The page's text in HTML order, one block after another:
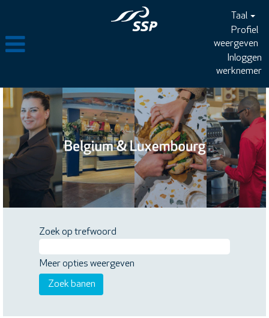
Taal
Profiel
weergeven
Inloggen
werknemer
Zoek op trefwoord
Meer opties weergeven